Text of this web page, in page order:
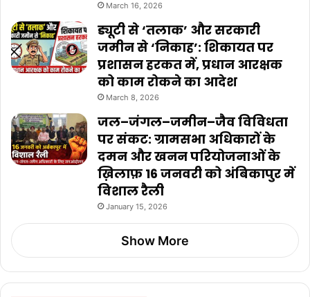
March 16, 2026
ड्यूटी से ‘तलाक’ और सरकारी
जमीन से ‘निकाह’: शिकायत पर
प्रशासन हरकत में, प्रधान आरक्षक
को काम रोकने का आदेश
March 8, 2026
जल–जंगल–जमीन–जैव विविधता
पर संकट: ग्रामसभा अधिकारों के
दमन और खनन परियोजनाओं के
ख़िलाफ़ 16 जनवरी को अंबिकापुर में
विशाल रैली
January 15, 2026
Show More